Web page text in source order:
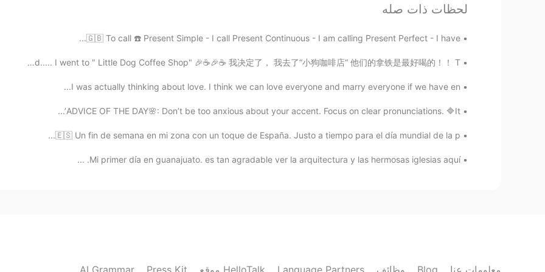
لحظات ذات صله
🇬🇧 To call ☎️ Present Simple - I call Present Continuous - I am calling Present Perfect - I have...
Ok , I decided..... I went to " Little Dog Coffee Shop" 🎉☕🎉☕ 我决定了， 我去了“小狗咖啡店“ 他们的拿铁是最好喝的！！ T...
I was actually thinking about love. I think we can love everyone and marry everyone if we have en...
ADVICE OF THE DAY🌸: Don’t be too anxious about your accent. Focus on clear pronunciations. 🔷It’...
🇪🇸 Un fin de semana en mi zona con un toque de España. Justo a tiempo para el día mundial de la p...
Mi primer día en guanajuato. es tan agradable ver la arquitectura y las hermosas iglesias aquí. ...
AI Grammar Press Kit موقع HelloTalk Language Partners وظائف Blog معلومات عنا